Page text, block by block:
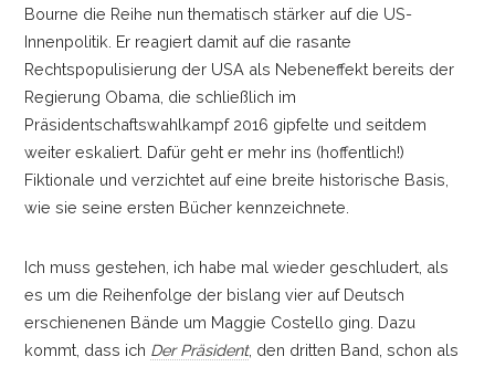
Bourne die Reihe nun thematisch stärker auf die US-
Innenpolitik. Er reagiert damit auf die rasante
Rechtspopulisierung der USA als Nebeneffekt bereits der
Regierung Obama, die schließlich im
Präsidentschaftswahlkampf 2016 gipfelte und seitdem
weiter eskaliert. Dafür geht er mehr ins (hoffentlich!)
Fiktionale und verzichtet auf eine breite historische Basis,
wie sie seine ersten Bücher kennzeichnete.
Ich muss gestehen, ich habe mal wieder geschludert, als
es um die Reihenfolge der bislang vier auf Deutsch
erschienenen Bände um Maggie Costello ging. Dazu
kommt, dass ich Der Präsident, den dritten Band, schon als